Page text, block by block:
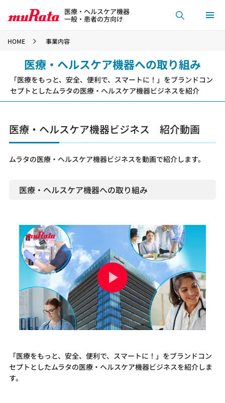
医療・ヘルスケア機器
一般・患者の方向け
HOME 事業内容
医療・ヘルスケア機器への取り組み
「医療をもっと、安全、便利で、スマートに！」をブランドコン
セプトとしたムラタの医療・ヘルスケア機器ビジネスを紹介
医療・ヘルスケア機器ビジネス 紹介動画
ムラタの医療・ヘルスケア機器ビジネスを動画で紹介します。
医療・ヘルスケア機器への取り組み
「医療をもっと、安全、便利で、スマートに！」をブランドコン
セプトとしたムラタの医療・ヘルスケア機器ビジネスを紹介しま
す。